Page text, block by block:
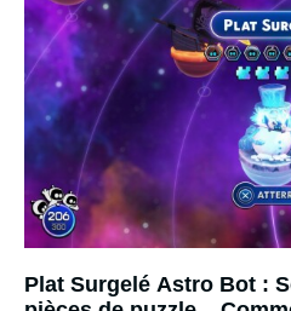
Plat Surgelé Astro Bot :